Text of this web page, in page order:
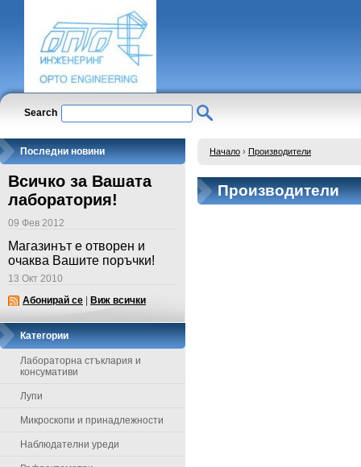
Search
Последни новини
Всичко за Вашата
лаборатория!
09 Фев 2012
Магазинът е отворен и
очаква Вашите поръчки!
13 Окт 2010
Абонирай се
Виж всички
Категории
Лабораторна стъклария и
консумативи
Лупи
Микроскопи и принадлежности
Наблюдателни уреди
Начало › Производители
Производители